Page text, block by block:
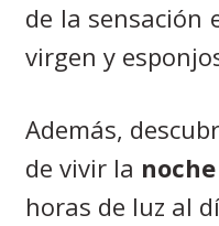
de la sensación
virgen y
Además,
de vivir la
horas de luz al